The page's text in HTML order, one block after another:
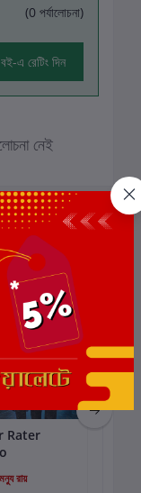
(0 পর্যালোচনা)
বই-এ রেটিং দিন
নেই
যোগ করুন
Rater
রায়